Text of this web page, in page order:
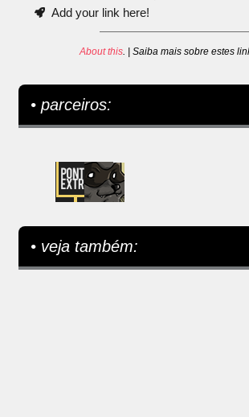
Add your link here!
About this. | Saiba mais sobre estes
• parceiros:
• veja também: